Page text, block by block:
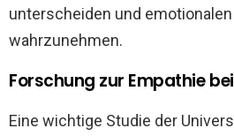
unterscheiden und
wahrzunehmen.
Forschung zur Empathie
Eine wichtige Studie der